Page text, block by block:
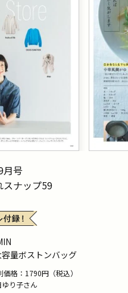
月号
スナップ59
量ボストンバッグ
価格：1790円（税込）
り子さん